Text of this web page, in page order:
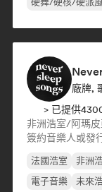
廠牌,
> 已提供
非洲浩室/阿瑪
簽約音樂人或發
法國浩室 非洲
電子音樂
未來